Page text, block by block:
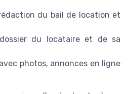
du bail de location et
du locataire et de sa
photos, annonces en ligne